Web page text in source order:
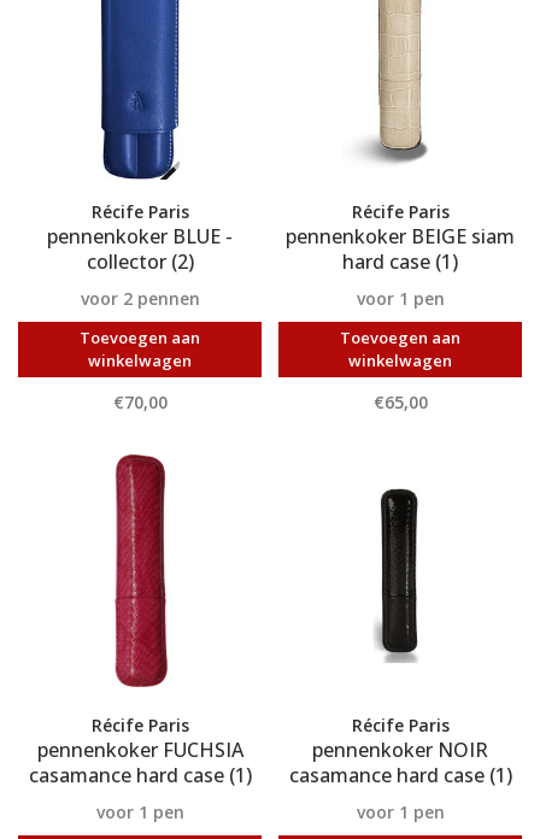
Récife Paris
pennenkoker BLUE -
collector (2)
voor 2 pennen
Toevoegen aan
winkelwagen
€70,00
Récife Paris
pennenkoker BEIGE siam
hard case (1)
voor 1 pen
Toevoegen aan
winkelwagen
€65,00
Récife Paris
pennenkoker FUCHSIA
casamance hard case (1)
voor 1 pen
Récife Paris
pennenkoker NOIR
casamance hard case (1)
voor 1 pen